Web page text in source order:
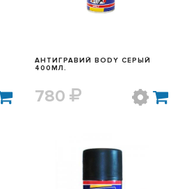
АНТИГРАВИЙ BODY СЕРЫЙ
400МЛ.
780